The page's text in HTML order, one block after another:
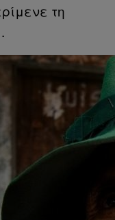
τη